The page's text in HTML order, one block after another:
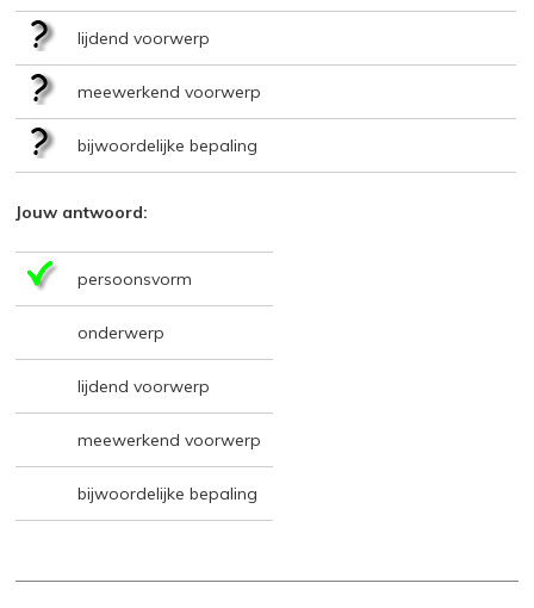
lijdend voorwerp
meewerkend voorwerp
bijwoordelijke bepaling
Jouw antwoord:
persoonsvorm
onderwerp
lijdend voorwerp
meewerkend voorwerp
bijwoordelijke bepaling